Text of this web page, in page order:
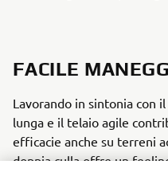
FACILE
Lavorando in sintonia con
lunga e il telaio agile
efficacie anche su terreni
doppia culla offre un